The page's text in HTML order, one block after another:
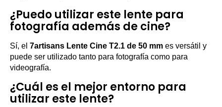
¿Puedo utilizar este lente para
fotografía además de cine?
Sí, el 7artisans Lente Cine T2.1 de 50 mm es versátil y
puede ser utilizado tanto para fotografía como para
videografía.
¿Cuál es el mejor entorno para
utilizar este lente?